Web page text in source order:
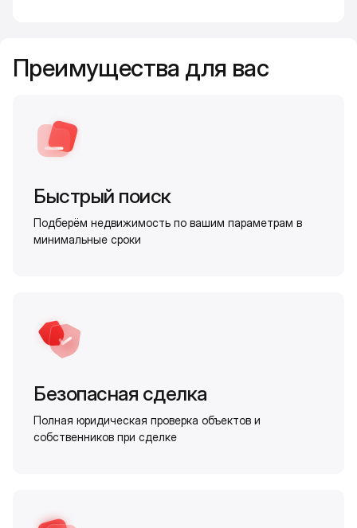
Преимущества для вас
Быстрый поиск
Подберём недвижимость по вашим параметрам в
минимальные сроки
Безопасная сделка
Полная юридическая проверка объектов и
собственников при сделке